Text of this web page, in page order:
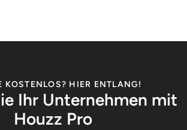
KOSTENLOS? HIER ENTLANG!
Ihr Unternehmen mit
Houzz Pro